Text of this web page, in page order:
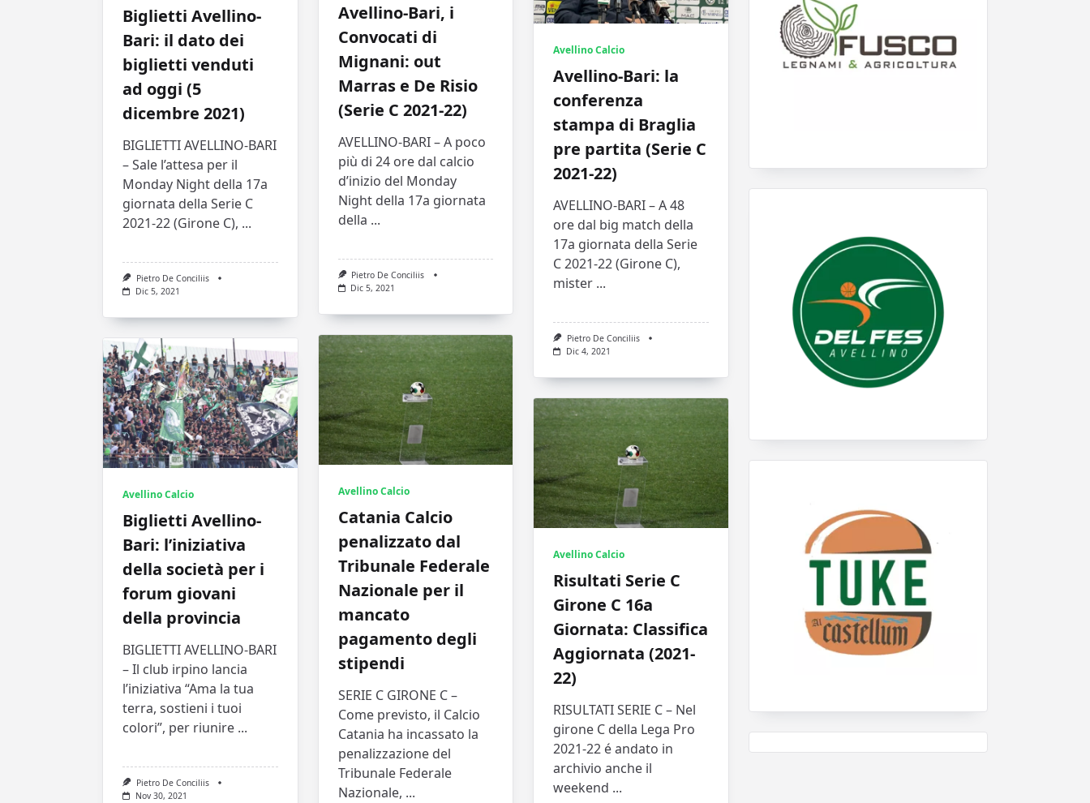
Biglietti Avellino-
Bari: il dato dei
biglietti venduti
ad oggi (5
dicembre 2021)
BIGLIETTI AVELLINO-BARI
– Sale l’attesa per il
Monday Night della 17a
giornata della Serie C
2021-22 (Girone C), ...
Pietro De Conciliis
Dic 5, 2021
Avellino-Bari, i
Convocati di
Mignani: out
Marras e De Risio
(Serie C 2021-22)
AVELLINO-BARI – A poco
più di 24 ore dal calcio
d’inizio del Monday
Night della 17a giornata
della ...
Pietro De Conciliis
Dic 5, 2021
Avellino Calcio
Avellino-Bari: la
conferenza
stampa di Braglia
pre partita (Serie C
2021-22)
AVELLINO-BARI – A 48
ore dal big match della
17a giornata della Serie
C 2021-22 (Girone C),
mister ...
Pietro De Conciliis
Dic 4, 2021
Avellino Calcio
Catania Calcio
penalizzato dal
Tribunale Federale
Nazionale per il
mancato
pagamento degli
stipendi
SERIE C GIRONE C –
Come previsto, il Calcio
Catania ha incassato la
penalizzazione del
Tribunale Federale
Nazionale, ...
Avellino Calcio
Biglietti Avellino-
Bari: l’iniziativa
della società per i
forum giovani
della provincia
BIGLIETTI AVELLINO-BARI
– Il club irpino lancia
l’iniziativa “Ama la tua
terra, sostieni i tuoi
colori”, per riunire ...
Pietro De Conciliis
Nov 30, 2021
Avellino Calcio
Risultati Serie C
Girone C 16a
Giornata: Classifica
Aggiornata (2021-
22)
RISULTATI SERIE C – Nel
girone C della Lega Pro
2021-22 é andato in
archivio anche il
weekend ...